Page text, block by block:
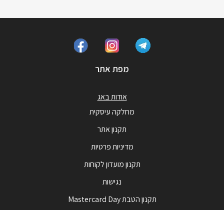
מפת אתר
אודות באג
מחלקה עיסקית
תקנון אתר
מדיניות פרטיות
תקנון מועדון לקוחות
נגישות
תקנון הטבת Mastercard Day